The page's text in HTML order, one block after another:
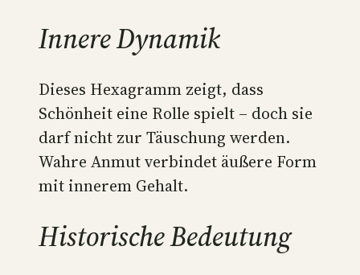
Innere Dynamik
Dieses Hexagramm zeigt, dass
Schönheit eine Rolle spielt – doch sie
darf nicht zur Täuschung werden.
Wahre Anmut verbindet äußere Form
mit innerem Gehalt.
Historische Bedeutung